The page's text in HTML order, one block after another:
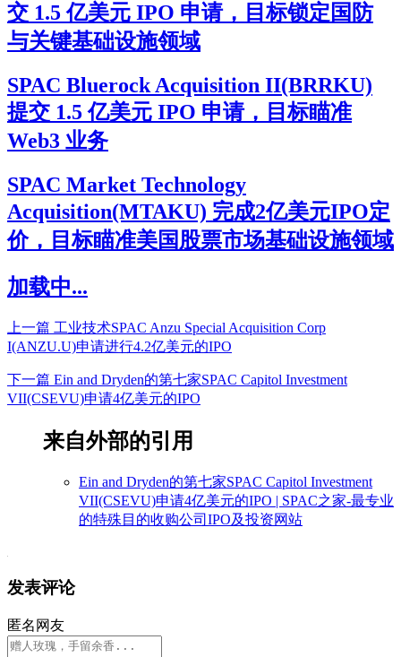
交 1.5 亿美元 IPO 申请，目标锁定国防
与关键基础设施领域
SPAC Bluerock Acquisition II(BRRKU)
提交 1.5 亿美元 IPO 申请，目标瞄准
Web3 业务
SPAC Market Technology
Acquisition(MTAKU) 完成2亿美元IPO定
价，目标瞄准美国股票市场基础设施领域
加载中...
上一篇 工业技术SPAC Anzu Special Acquisition Corp
I(ANZU.U)申请进行4.2亿美元的IPO
下一篇 Ein and Dryden的第七家SPAC Capitol Investment
VII(CSEVU)申请4亿美元的IPO
来自外部的引用
Ein and Dryden的第七家SPAC Capitol Investment
VII(CSEVU)申请4亿美元的IPO | SPAC之家-最专业
的特殊目的收购公司IPO及投资网站
发表评论
匿名网友